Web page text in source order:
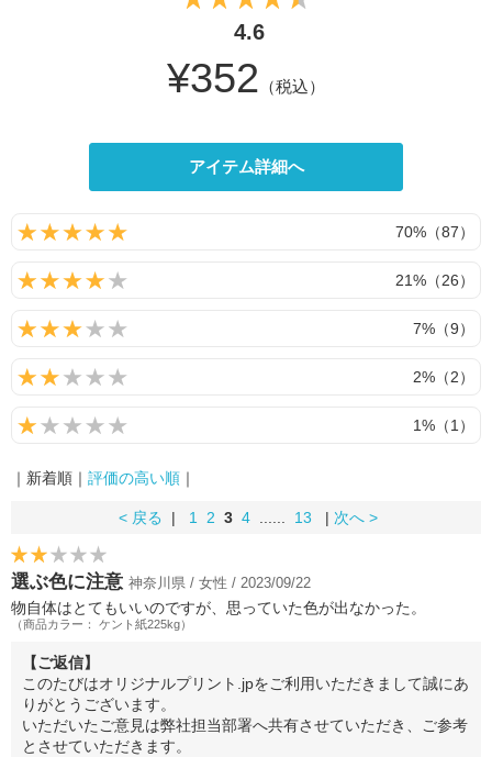
4.6
¥352 （税込）
アイテム詳細へ
70%（87）
21%（26）
7%（9）
2%（2）
1%（1）
｜新着順｜ 評価の高い順 ｜
< 戻る | 1 2 3 4 13 | 次へ >
選ぶ色に注意 神奈川県 / 女性 / 2023/09/22
物自体はとてもいいのですが、思っていた色が出なかった。
（商品カラー： ケント紙225kg）
【ご返信】
このたびはオリジナルプリント.jpをご利用いただきまして誠にあ
りがとうございます。
いただいたご意見は弊社担当部署へ共有させていただき、ご参考
とさせていただきます。